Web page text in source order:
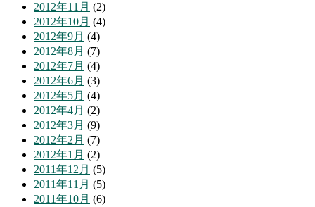
2012年11月 (2)
2012年10月 (4)
2012年9月 (4)
2012年8月 (7)
2012年7月 (4)
2012年6月 (3)
2012年5月 (4)
2012年4月 (2)
2012年3月 (9)
2012年2月 (7)
2012年1月 (2)
2011年12月 (5)
2011年11月 (5)
2011年10月 (6)